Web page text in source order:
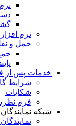
نرم
حمل و
خدمات پس از
شرایط
شکایات
فرم
شبکه